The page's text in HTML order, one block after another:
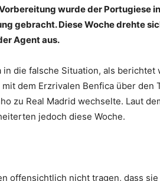
wurde der Portugiese
gebracht. Diese Woche drehte
Agent aus.
die falsche Situation, als berichtet
dem Erzrivalen Benfica über den
zu Real Madrid wechselte. Laut
jedoch diese Woche.
offensichtlich nicht tragen, dass sie